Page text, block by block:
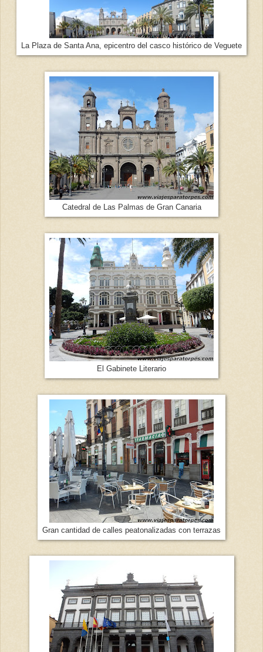
La Plaza de Santa Ana, epicentro del casco histórico de Veguete
Catedral de Las Palmas de Gran Canaria
El Gabinete Literario
Gran cantidad de calles peatonalizadas con terrazas